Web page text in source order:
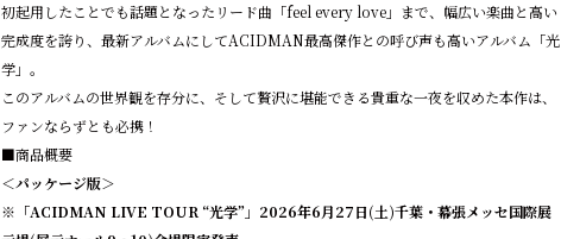
初起用したことでも話題となったリード曲「feel every love」まで、幅広い楽曲と高い
完成度を誇り、最新アルバムにしてACIDMAN最高傑作との呼び声も高いアルバム「光
学」。
このアルバムの世界観を存分に、そして贅沢に堪能できる貴重な一夜を収めた本作は、
ファンならずとも必携！
■商品概要
＜パッケージ版＞
※「ACIDMAN LIVE TOUR “光学”」2026年6月27日(⼟)千葉・幕張メッセ国際展